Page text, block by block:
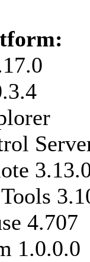
4.707
1.0.0.0